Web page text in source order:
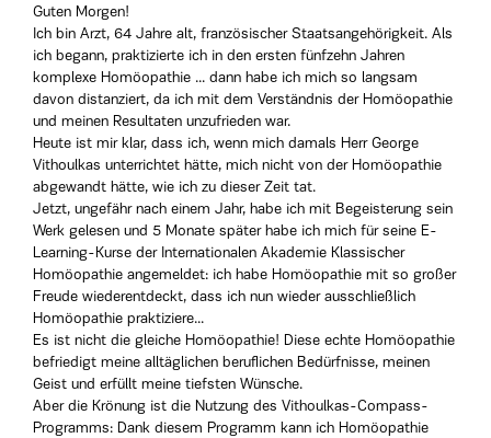
Guten Morgen!
Ich bin Arzt, 64 Jahre alt, französischer Staatsangehörigkeit. Als
ich begann, praktizierte ich in den ersten fünfzehn Jahren
komplexe Homöopathie ... dann habe ich mich so langsam
davon distanziert, da ich mit dem Verständnis der Homöopathie
und meinen Resultaten unzufrieden war.
Heute ist mir klar, dass ich, wenn mich damals Herr George
Vithoulkas unterrichtet hätte, mich nicht von der Homöopathie
abgewandt hätte, wie ich zu dieser Zeit tat.
Jetzt, ungefähr nach einem Jahr, habe ich mit Begeisterung sein
Werk gelesen und 5 Monate später habe ich mich für seine E-
Learning-Kurse der Internationalen Akademie Klassischer
Homöopathie angemeldet: ich habe Homöopathie mit so großer
Freude wiederentdeckt, dass ich nun wieder ausschließlich
Homöopathie praktiziere...
Es ist nicht die gleiche Homöopathie! Diese echte Homöopathie
befriedigt meine alltäglichen beruflichen Bedürfnisse, meinen
Geist und erfüllt meine tiefsten Wünsche.
Aber die Krönung ist die Nutzung des Vithoulkas-Compass-
Programms: Dank diesem Programm kann ich Homöopathie